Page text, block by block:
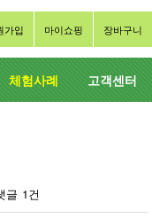
가입 마이쇼핑 장바구니
체험사례 고객센터
글 1건